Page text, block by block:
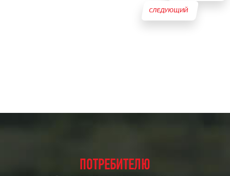
ТОВАР
СЛЕДУЮЩИЙ
ПОТРЕБИТЕЛЮ